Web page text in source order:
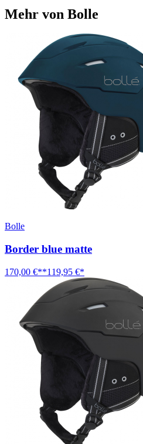
Mehr von Bolle
Bolle
Border blue matte
170,00 €**119,95 €*